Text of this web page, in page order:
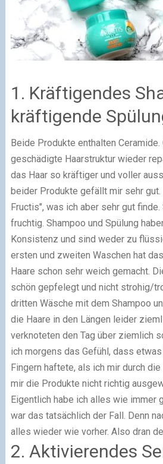
1. Kräftigendes
kräftigende
Beide Produkte enthalten
geschädigte Haarstruktur wieder
das Haar so kräftiger und voller
beider Produkte gefällt mir sehr
Fructis", was ich aber sehr gut
fruchtig. Shampoo und Spülung
Konsistenz und sind weder zu
ersten und zweiten Waschen hat
Haare schon sehr weich gemacht.
schön gepfelegt und nicht strohig/
dritten Wäsche mit dem Shampoo
die Haare in den Längen leider
verknoteten den Tag über ziemlich
ich morgens das Gefühl, dass
Fingern haftete, als ich mir durch
mir die Produkte nicht richtig
Eigentlich habe ich alles wie immer
war das tatsächlich der Fall. Denn
alles wieder wie vorher. Also dran
2. Aktivierendes